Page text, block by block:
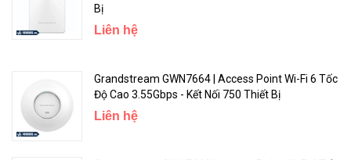
TP-Link OneMesh™ Mạng Wi-Fi Linh Hoạt Cho Toàn Ngôi Nhà
Bị
Liên hệ
Grandstream GWN7664 | Access Point Wi-Fi 6 Tốc
Độ Cao 3.55Gbps - Kết Nối 750 Thiết Bị
Liên hệ